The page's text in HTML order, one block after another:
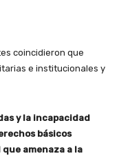
coincidieron que
e institucionales y
y la incapacidad
básicos
amenaza a la